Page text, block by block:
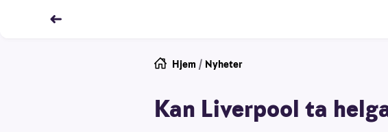
Hjem / Nyheter
Kan Liverpool ta